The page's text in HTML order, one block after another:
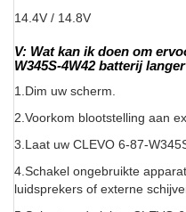
14.4V / 14.8V
V: Wat kan ik doen om
W345S-4W42 batterij
1.Dim uw scherm.
2.Voorkom blootstelling aan
3.Laat uw CLEVO 6-87-
4.Schakel ongebruikte
luidsprekers of externe